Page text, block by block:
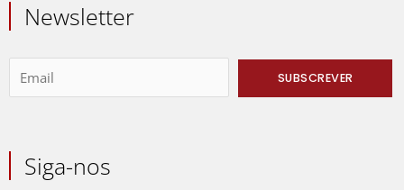
Newsletter
Siga-nos